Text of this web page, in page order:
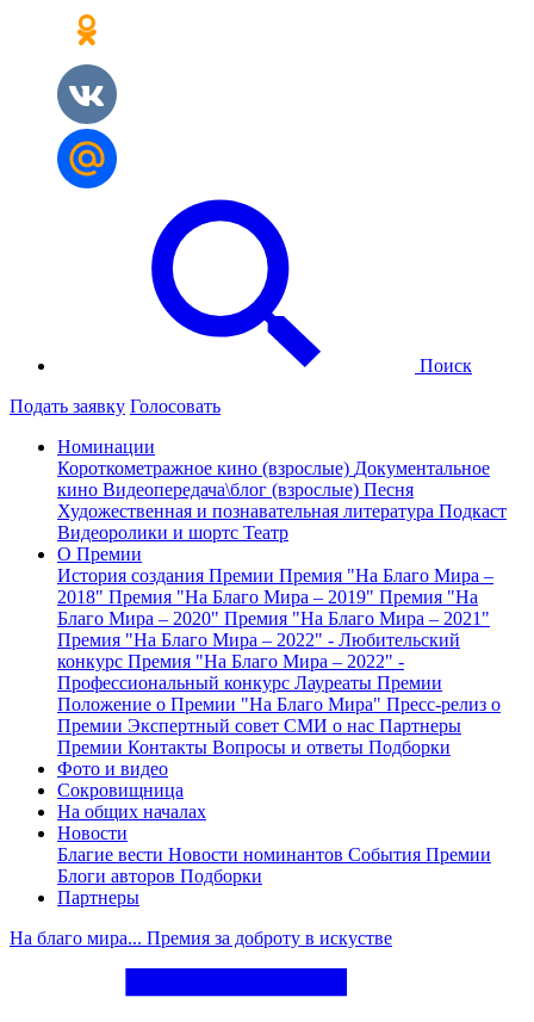
Поиск
Подать заявку Голосовать
Номинации
Короткометражное кино (взрослые) Документальное
кино Видеопередача\блог (взрослые) Песня
Художественная и познавательная литература Подкаст
Видеоролики и шортс Театр
О Премии
История создания Премии Премия "На Благо Мира –
2018" Премия "На Благо Мира – 2019" Премия "На
Благо Мира – 2020" Премия "На Благо Мира – 2021"
Премия "На Благо Мира – 2022" - Любительский
конкурс Премия "На Благо Мира – 2022" -
Профессиональный конкурс Лауреаты Премии
Положение о Премии "На Благо Мира" Пресс-релиз о
Премии Экспертный совет СМИ о нас Партнеры
Премии Контакты Вопросы и ответы Подборки
Фото и видео
Сокровищница
На общих началах
Новости
Благие вести Новости номинантов События Премии
Блоги авторов Подборки
Партнеры
На благо мира... Премия за доброту в искустве